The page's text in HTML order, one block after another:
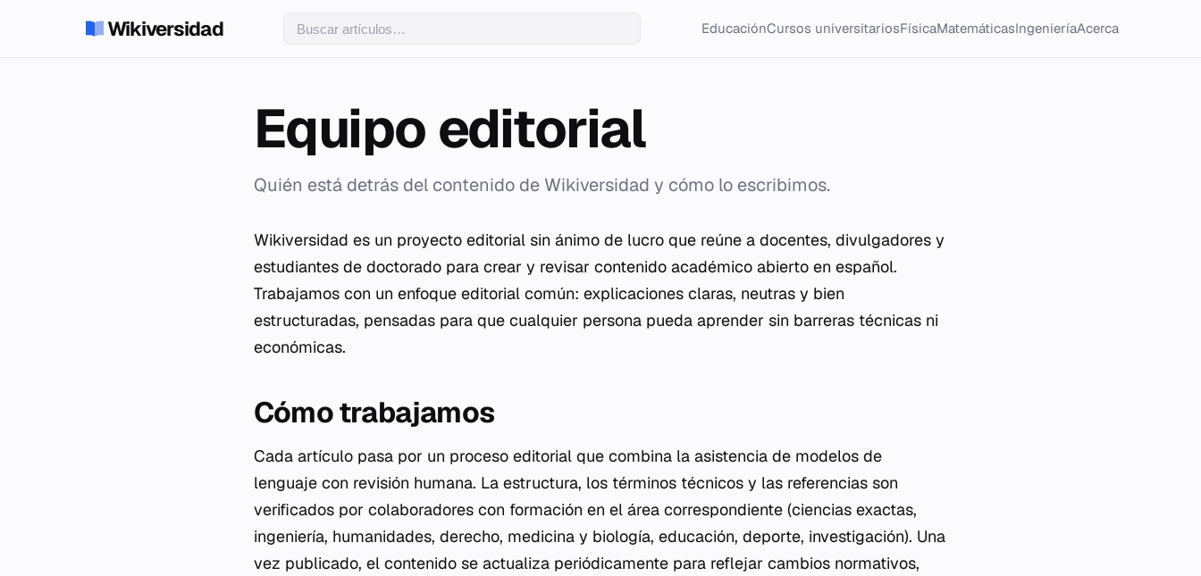
Wikiversidad EducaciónCursos universitariosFísicaMatemáticasIngenieríaAcerca
Equipo editorial
Quién está detrás del contenido de Wikiversidad y cómo lo escribimos.
Wikiversidad es un proyecto editorial sin ánimo de lucro que reúne a docentes, divulgadores y
estudiantes de doctorado para crear y revisar contenido académico abierto en español.
Trabajamos con un enfoque editorial común: explicaciones claras, neutras y bien
estructuradas, pensadas para que cualquier persona pueda aprender sin barreras técnicas ni
económicas.
Cómo trabajamos
Cada artículo pasa por un proceso editorial que combina la asistencia de modelos de
lenguaje con revisión humana. La estructura, los términos técnicos y las referencias son
verificados por colaboradores con formación en el área correspondiente (ciencias exactas,
ingeniería, humanidades, derecho, medicina y biología, educación, deporte, investigación). Una
vez publicado, el contenido se actualiza periódicamente para reflejar cambios normativos,